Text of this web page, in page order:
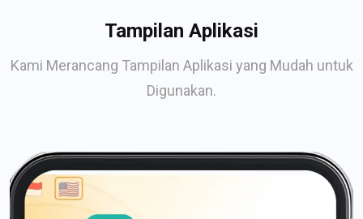
Tampilan Aplikasi
Kami Merancang Tampilan Aplikasi yang Mudah untuk
Digunakan.